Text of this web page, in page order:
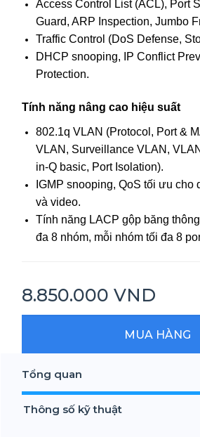
Access Control List (ACL), Port
Guard, ARP Inspection, Jumbo
Traffic Control (DoS Defense,
DHCP snooping, IP Conflict
Protection.
Tính năng nâng cao hiệu suất
802.1q VLAN (Protocol, Port &
VLAN, Surveillance VLAN,
in-Q basic, Port Isolation).
IGMP snooping, QoS tối ưu cho
và video.
Tính năng LACP gộp băng
đa 8 nhóm, mỗi nhóm tối đa 8
8.850.000 VND
MUA HÀNG
Tổng quan
Thông số kỹ thuật